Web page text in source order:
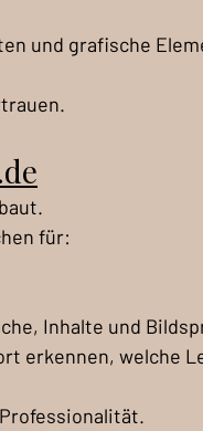
und grafische
für:
Inhalte und
erkennen, welche